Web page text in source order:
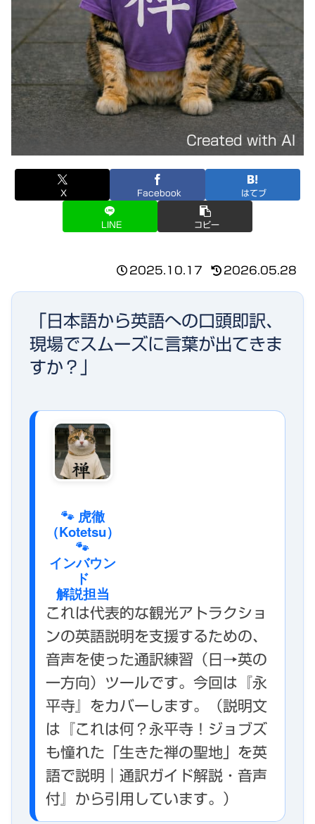
Created with AI
X Facebook はてブ
LINE コピー
2025.10.17 2026.05.28
「日本語から英語への口頭即訳、
現場でスムーズに言葉が出てきま
すか？」
🐾 虎徹
（Kotetsu）
🐾
インバウン
ド
解説担当
これは代表的な観光アトラクショ
ンの英語説明を支援するための、
音声を使った通訳練習（日→英の
一方向）ツールです。今回は『永
平寺』をカバーします。（説明文
は『これは何？永平寺！ジョブズ
も憧れた「生きた禅の聖地」を英
語で説明｜通訳ガイド解説・音声
付』から引用しています。）